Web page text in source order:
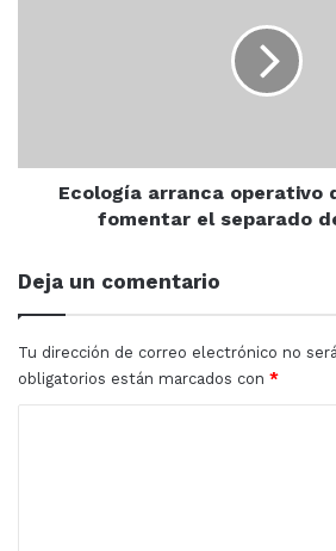
Servicios
separado
Ecología arranca operativo
fomentar el separado
Deja un comentario
Tu dirección de correo electrónico no
obligatorios están marcados con *